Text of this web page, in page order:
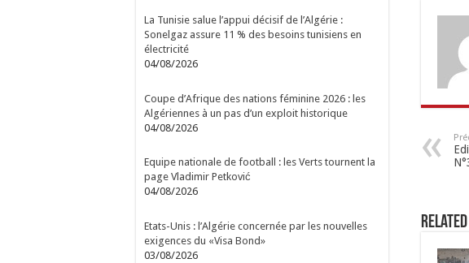
La Tunisie salue l’appui décisif de l’Algérie :
Sonelgaz assure 11 % des besoins tunisiens en
électricité
04/08/2026
Coupe d’Afrique des nations féminine 2026 : les
Algériennes à un pas d’un exploit historique
04/08/2026
Equipe nationale de football : les Verts tournent la
page Vladimir Petković
04/08/2026
Etats-Unis : l’Algérie concernée par les nouvelles
exigences du «Visa Bond»
03/08/2026